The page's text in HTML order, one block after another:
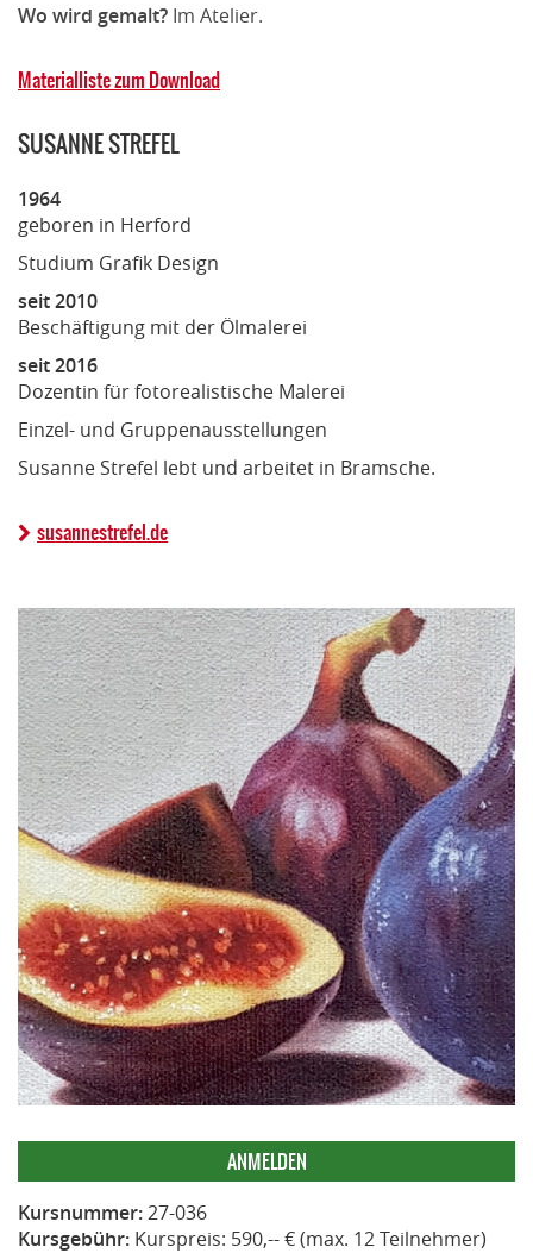
Wo wird gemalt? Im Atelier.
Materialliste zum Download
SUSANNE STREFEL
1964
geboren in Herford
Studium Grafik Design
seit 2010
Beschäftigung mit der Ölmalerei
seit 2016
Dozentin für fotorealistische Malerei
Einzel- und Gruppenausstellungen
Susanne Strefel lebt und arbeitet in Bramsche.
susannestrefel.de
ANMELDEN
Kursnummer:27-036
Kursgebühr: Kurspreis: 590,-- € (max. 12 Teilnehmer)